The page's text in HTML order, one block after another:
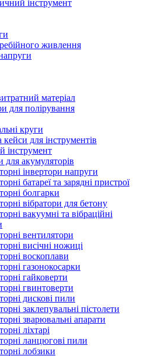
інструмент
живлення
матеріал
для полірування
круги
для інструментів
інструмент
для акумуляторів
інвертори напруги
батареї та зарядні пристрої
болгарки
вібратори для бетону
вакуумні та вібраційні
вентилятори
висічні ножиці
воскоплави
газонокосарки
гайковерти
гвинтоверти
дискові пили
заклепувальні пістолети
зварювальні апарати
ліхтарі
ланцюгові пили
лобзики